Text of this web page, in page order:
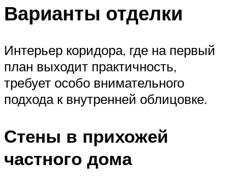
Варианты отделки
Интерьер коридора, где на первый
план выходит практичность,
требует особо внимательного
подхода к внутренней облицовке.
Стены в прихожей
частного дома